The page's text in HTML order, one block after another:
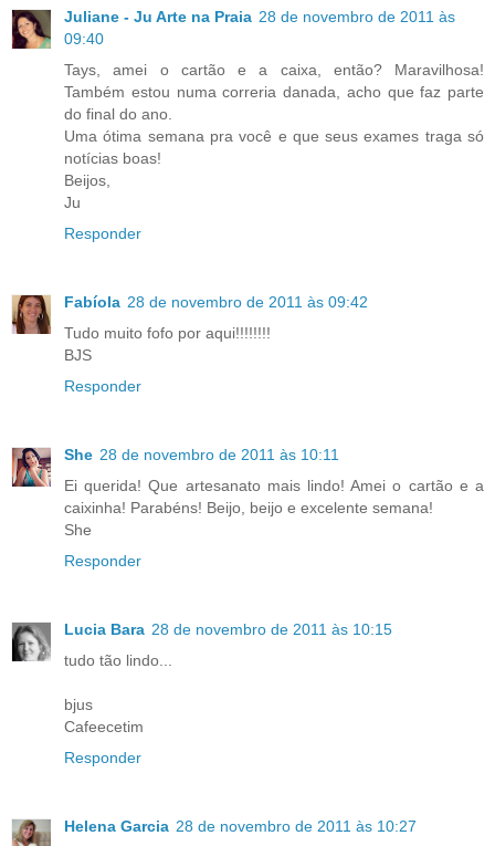
Juliane - Ju Arte na Praia 28 de novembro de 2011 às
09:40
Tays, amei o cartão e a caixa, então? Maravilhosa!
Também estou numa correria danada, acho que faz parte
do final do ano.
Uma ótima semana pra você e que seus exames traga só
notícias boas!
Beijos,
Ju
Responder
Fabíola 28 de novembro de 2011 às 09:42
Tudo muito fofo por aqui!!!!!!!!
BJS
Responder
She 28 de novembro de 2011 às 10:11
Ei querida! Que artesanato mais lindo! Amei o cartão e a
caixinha! Parabéns! Beijo, beijo e excelente semana!
She
Responder
Lucia Bara 28 de novembro de 2011 às 10:15
tudo tão lindo...
bjus
Cafeecetim
Responder
Helena Garcia 28 de novembro de 2011 às 10:27